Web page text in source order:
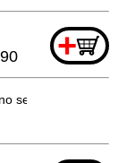
+
se puede pedir